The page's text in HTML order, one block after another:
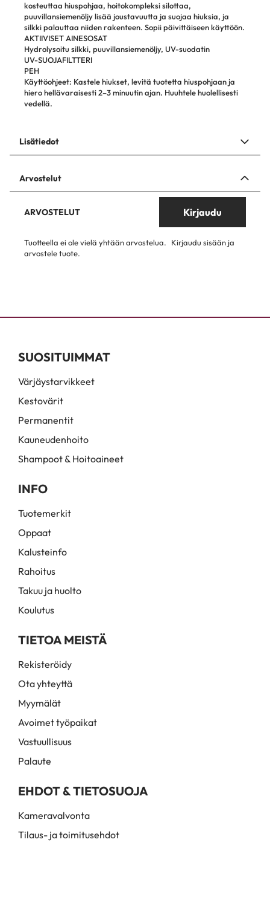
kosteuttaa hiuspohjaa, hoitokompleksi silottaa,
puuvillansiemenöljy lisää joustavuutta ja suojaa hiuksia, ja
silkki palauttaa niiden rakenteen. Sopii päivittäiseen käyttöön.
AKTIIVISET AINESOSAT
Hydrolysoitu silkki, puuvillansiemenöljy, UV-suodatin
UV-SUOJAFILTTERI
PEH
Käyttöohjeet: Kastele hiukset, levitä tuotetta hiuspohjaan ja
hiero hellävaraisesti 2–3 minuutin ajan. Huuhtele huolellisesti
vedellä.
Lisätiedot
Arvostelut
ARVOSTELUT Kirjaudu
Tuotteella ei ole vielä yhtään arvostelua.
Kirjaudu sisään ja
arvostele tuote.
SUOSITUIMMAT
Värjäystarvikkeet
Kestovärit
Permanentit
Kauneudenhoito
Shampoot & Hoitoaineet
INFO
Tuotemerkit
Oppaat
Kalusteinfo
Rahoitus
Takuu ja huolto
Koulutus
TIETOA MEISTÄ
Rekisteröidy
Ota yhteyttä
Myymälät
Avoimet työpaikat
Vastuullisuus
Palaute
EHDOT & TIETOSUOJA
Kameravalvonta
Tilaus- ja toimitusehdot